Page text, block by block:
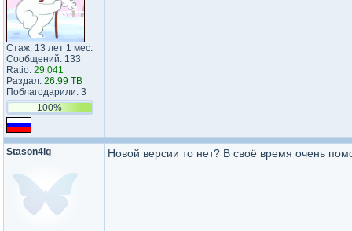
Стаж: 13 лет 1 мес.
Сообщений: 133
Ratio: 29.041
Раздал: 26.99 TB
Поблагодарили: 3
100%
Stason4ig Новой версии то нет? В своё время очень